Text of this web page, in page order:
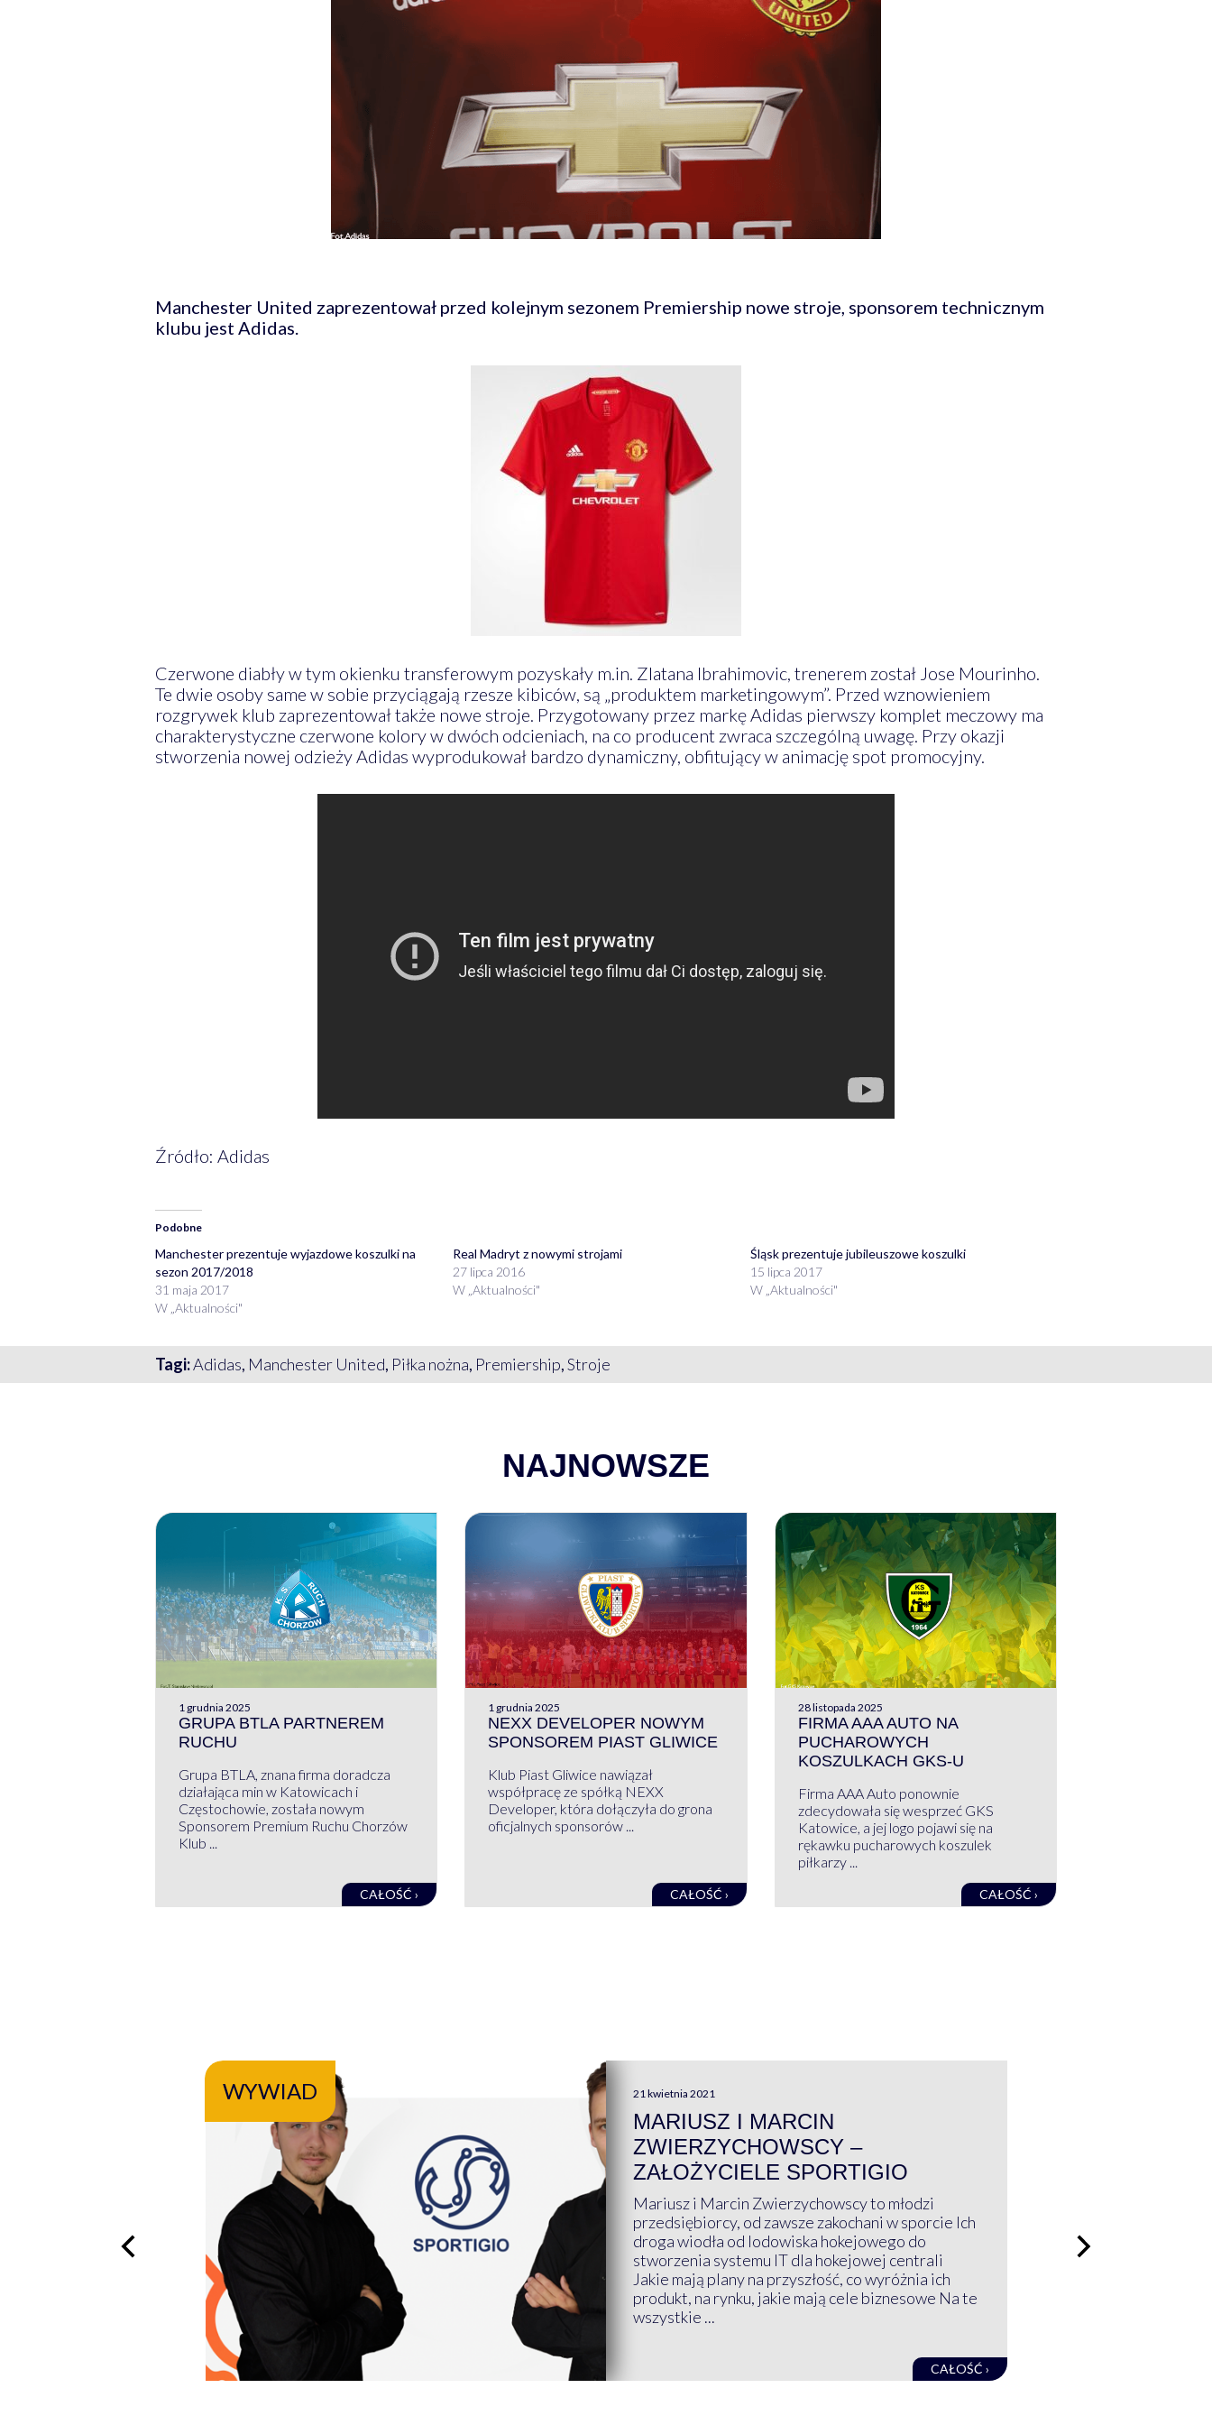
Manchester United zaprezentował przed kolejnym sezonem Premiership nowe stroje, sponsorem technicznym
klubu jest Adidas.
Czerwone diabły w tym okienku transferowym pozyskały m.in. Zlatana Ibrahimovic, trenerem został Jose Mourinho.
Te dwie osoby same w sobie przyciągają rzesze kibiców, są „produktem marketingowym”. Przed wznowieniem
rozgrywek klub zaprezentował także nowe stroje. Przygotowany przez markę Adidas pierwszy komplet meczowy ma
charakterystyczne czerwone kolory w dwóch odcieniach, na co producent zwraca szczególną uwagę. Przy okazji
stworzenia nowej odzieży Adidas wyprodukował bardzo dynamiczny, obfitujący w animację spot promocyjny.
Źródło: Adidas
Podobne
Manchester prezentuje wyjazdowe koszulki na
sezon 2017/2018
31 maja 2017
W „Aktualności"
Real Madryt z nowymi strojami
27 lipca 2016
W „Aktualności"
Śląsk prezentuje jubileuszowe koszulki
15 lipca 2017
W „Aktualności"
Tagi:Adidas, Manchester United, Piłka nożna, Premiership,Stroje
NAJNOWSZE
1 grudnia 2025
GRUPA BTLA PARTNEREM
RUCHU
Grupa BTLA, znana firma doradcza
działająca min w Katowicach i
Częstochowie, została nowym
Sponsorem Premium Ruchu Chorzów
Klub ...
CAŁOŚĆ ›
1 grudnia 2025
NEXX DEVELOPER NOWYM
SPONSOREM PIAST GLIWICE
Klub Piast Gliwice nawiązał
współpracę ze spółką NEXX
Developer, która dołączyła do grona
oficjalnych sponsorów ...
CAŁOŚĆ ›
28 listopada 2025
FIRMA AAA AUTO NA
PUCHAROWYCH
KOSZULKACH GKS-U
Firma AAA Auto ponownie
zdecydowała się wesprzeć GKS
Katowice, a jej logo pojawi się na
rękawku pucharowych koszulek
piłkarzy ...
CAŁOŚĆ ›
WYWIAD 21 kwietnia 2021
MARIUSZ I MARCIN
ZWIERZYCHOWSCY –
ZAŁOŻYCIELE SPORTIGIO
Mariusz i Marcin Zwierzychowscy to młodzi
przedsiębiorcy, od zawsze zakochani w sporcie Ich
droga wiodła od lodowiska hokejowego do
stworzenia systemu IT dla hokejowej centrali
Jakie mają plany na przyszłość, co wyróżnia ich
produkt, na rynku, jakie mają cele biznesowe Na te
wszystkie ...
CAŁOŚĆ ›